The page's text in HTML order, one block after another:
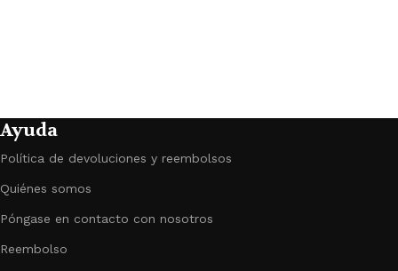
Ayuda
Política de devoluciones y reembolsos
Quiénes somos
Póngase en contacto con nosotros
Reembolso